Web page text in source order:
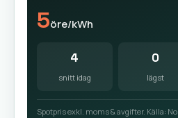
5öre/kWh
4
snitt idag
0
lägst
Spotpris exkl. moms & avgifter. Källa: